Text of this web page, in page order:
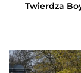
Twierdza